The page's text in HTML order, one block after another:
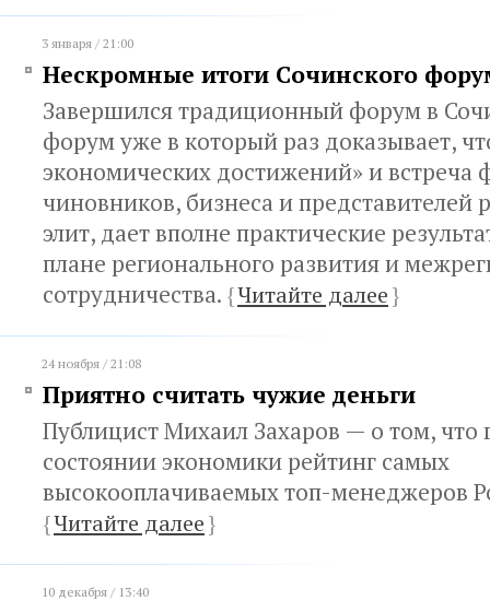
3 января / 21:00
Нескромные итоги Сочинского
Завершился традиционный форум в
форум уже в который раз доказывает,
экономических достижений» и встреча
чиновников, бизнеса и представителей
элит, дает вполне практические
плане регионального развития и
сотрудничества. {Читайте далее}
24 ноября / 21:08
Приятно считать чужие деньги
Публицист Михаил Захаров — о том, что
состоянии экономики рейтинг самых
высокооплачиваемых топ-менеджеров
{Читайте далее}
10 декабря / 13:40